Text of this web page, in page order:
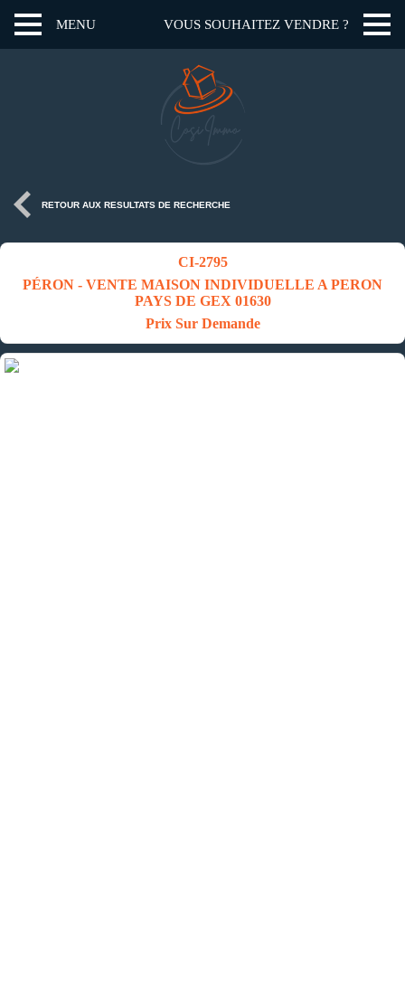
MENU VOUS SOUHAITEZ VENDRE ?
RETOUR AUX RESULTATS DE RECHERCHE
CI-2795
PÉRON - VENTE MAISON INDIVIDUELLE A PERON
PAYS DE GEX 01630
Prix Sur Demande